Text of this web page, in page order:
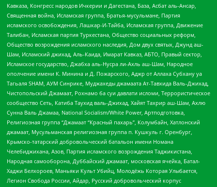
Кавказа, Конгресс народов Ичкерии и Дагестана, База, Асбат аль-Ансар,
Священная война, Исламская группа, Братья-мусульмане, Партия
исламского освобождения, Лашкар-И-Тайба, Исламская группа, Движение
Талибан, Исламская партия Туркестана, Общество социальных реформ,
Общество возрождения исламского наследия, Дом двух святых, Джунд аш-
Шам, Исламский джихад, Аль-Каида, Имарат Кавказ, АБТО, Правый сектор,
Исламское государство, Джабха аль-Нусра ли-Ахль аш-Шам, Народное
ополчение имени К. Минина и Д. Пожарского, Аджр от Аллаха Субхану уа
Тагьаля SHAM, АУМ Синрике, Муджахеды джамаата Ат-Тавхида Валь-Джихад,
Чистопольский Джамаат, Рохнамо ба суи давлати исломи, Террористическое
сообщество Сеть, Катиба Таухид валь-Джихад, Хайят Тахрир аш-Шам, Ахлю
Сунна Валь Джамаа, National Socialism/White Power, Артподготовка,
Религиозная группа “Джамаат “Красный пахарь”, Колумбайн, Хатлонский
джамаат, Мусульманская религиозная группа п. Кушкуль г. Оренбург,
Крымско-татарский добровольческий батальон имени Номана
Челебиджихана, Азов, Партия исламского возрождения Таджикистана,
Народная самооборона, Дуббайский джамаат, московская ячейка, Батал-
Хаджи Белхороев, Маньяки Культ Убийц, Молодёжь Которая Улыбается,
Легион Свобода России, Айдар, Русский добровольческий корпус